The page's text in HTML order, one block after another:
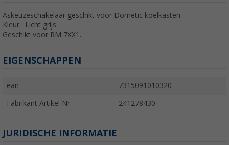
Askeuzeschakelaar geschikt voor Dometic koelkasten
Kleur : Licht grijs
Geschikt voor RM 7XX1.
EIGENSCHAPPEN
ean 7315091010320
Fabrikant Artikel Nr. 241278430
JURIDISCHE INFORMATIE